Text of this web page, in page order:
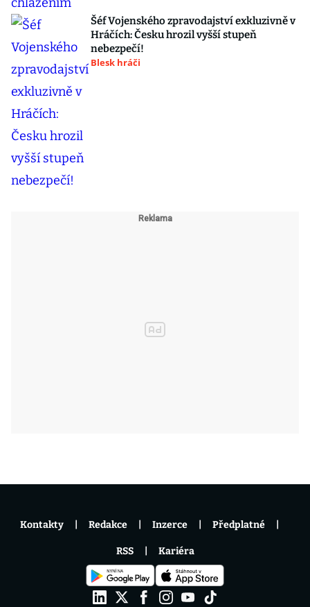
Šéf Vojenského zpravodajství exkluzivně v
Hráčích: Česku hrozil vyšší stupeň
nebezpečí!
Blesk hráči
Kontakty Redakce Inzerce Předplatné
RSS Kariéra